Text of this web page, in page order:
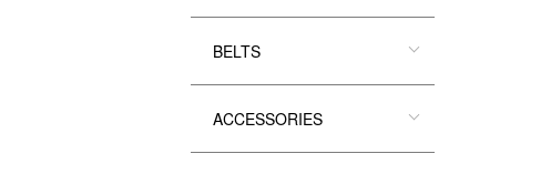
BELTS
ACCESSORIES